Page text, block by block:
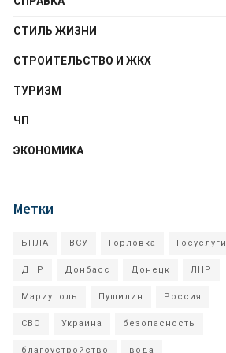
СТИЛЬ ЖИЗНИ
СТРОИТЕЛЬСТВО И ЖКХ
ТУРИЗМ
ЧП
ЭКОНОМИКА
Метки
БПЛА ВСУ Горловка Госуслуги
ДНР Донбасс Донецк ЛНР
Мариуполь Пушилин Россия
СВО Украина безопасность
благоустройство вода